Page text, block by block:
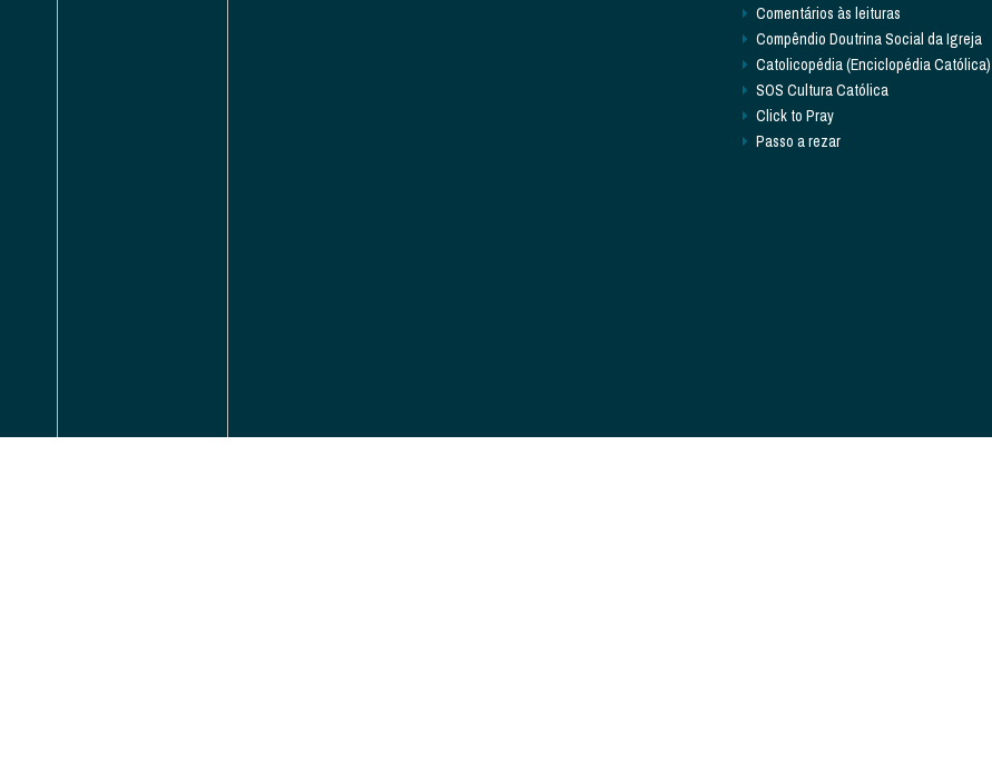
Comentários às leituras
Compêndio Doutrina Social da Igreja
Catolicopédia (Enciclopédia Católica)
SOS Cultura Católica
Click to Pray
Passo a rezar